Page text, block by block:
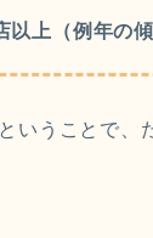
以上（例年の傾
いうことで、